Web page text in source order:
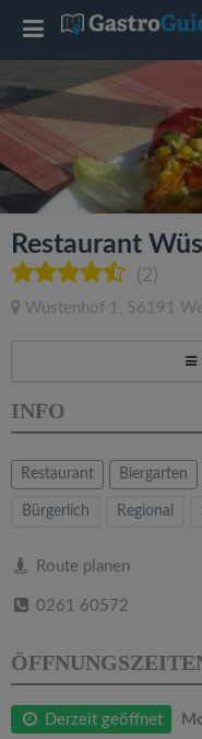
Restaurant
(2)
Wüstenhof 1 , 56191
INFO
Restaurant Biergarten
Bürgerlich Regional
Route planen
0261 60572
Derzeit geöffnet
T
g
l
e
a
v
g
a
t